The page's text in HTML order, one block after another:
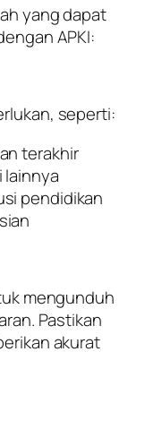
yang dapat
APKI:
seperti:
terakhir
lainnya
pendidikan
mengunduh
Pastikan
akurat